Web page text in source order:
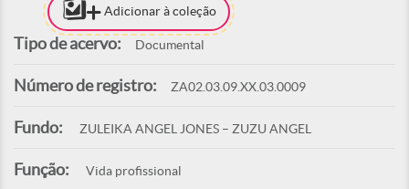
Adicionar à coleção
Tipo de acervo: Documental
Número de registro: ZA02.03.09.XX.03.0009
Fundo: ZULEIKA ANGEL JONES – ZUZU ANGEL
Função: Vida profissional